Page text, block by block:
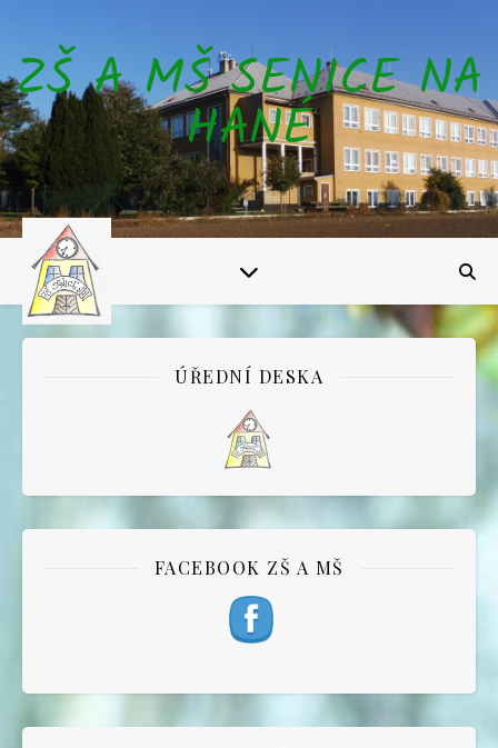
ZŠ A MŠ SENICE NA
HANÉ
ÚŘEDNÍ DESKA
FACEBOOK ZŠ A MŠ